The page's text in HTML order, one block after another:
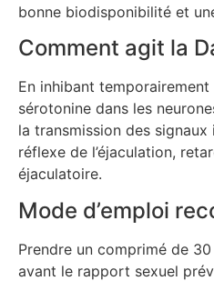
bonne biodisponibilité et
Comment agit la
En inhibant
sérotonine dans les
la transmission des
réflexe de l’éjaculation,
éjaculatoire.
Mode d’emploi
Prendre un comprimé de
avant le rapport sexuel